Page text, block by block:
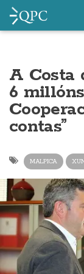
A Costa
6
contas”
MALPICA